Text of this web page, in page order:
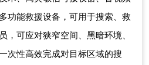
功能救援设备，可用于搜索、救
，可应对狭窄空间、黑暗环境、
次性高效完成对目标区域的搜